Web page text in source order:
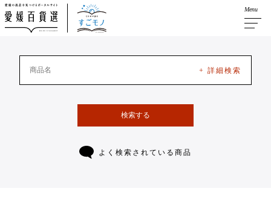
Menu
+ 詳細検索
検索する
よく検索されている商品